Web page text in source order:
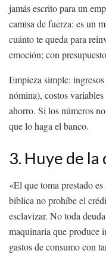
jamás escrito para un
camisa de fuerza: es un
cuánto te queda para
emoción; con
Empieza simple:
nómina), costos
ahorro. Si los números
que lo haga el banco.
3. Huye de la
«El que toma prestado
bíblica no prohíbe el
esclavizar. No toda
maquinaria que produce
gastos de consumo con